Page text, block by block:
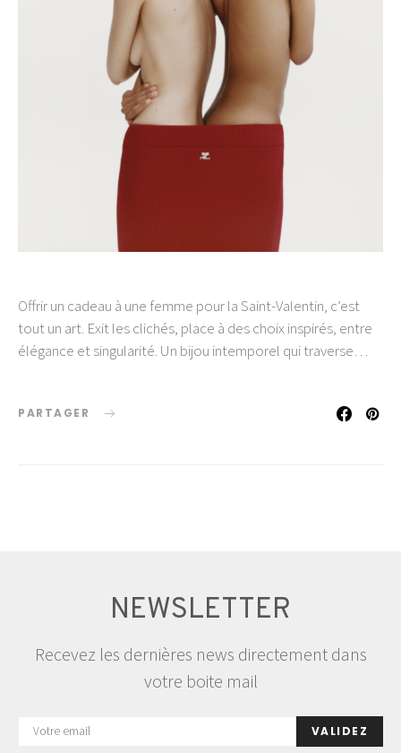
Offrir un cadeau à une femme pour la Saint-Valentin, c’est
tout un art. Exit les clichés, place à des choix inspirés, entre
élégance et singularité. Un bijou intemporel qui traverse…
PARTAGER
NEWSLETTER
Recevez les dernières news directement dans
votre boite mail
VALIDEZ